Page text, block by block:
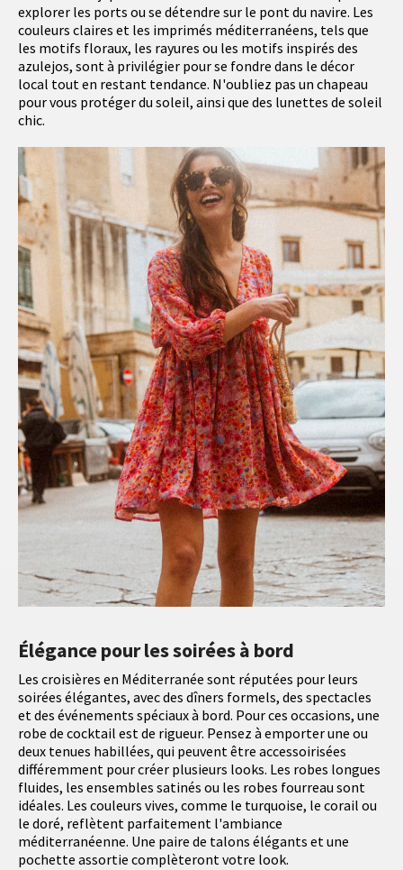
explorer les ports ou se détendre sur le pont du navire. Les
couleurs claires et les imprimés méditerranéens, tels que
les motifs floraux, les rayures ou les motifs inspirés des
azulejos, sont à privilégier pour se fondre dans le décor
local tout en restant tendance. N'oubliez pas un chapeau
pour vous protéger du soleil, ainsi que des lunettes de soleil
chic.
Élégance pour les soirées à bord
Les croisières en Méditerranée sont réputées pour leurs
soirées élégantes, avec des dîners formels, des spectacles
et des événements spéciaux à bord. Pour ces occasions, une
robe de cocktail est de rigueur. Pensez à emporter une ou
deux tenues habillées, qui peuvent être accessoirisées
différemment pour créer plusieurs looks. Les robes longues
fluides, les ensembles satinés ou les robes fourreau sont
idéales. Les couleurs vives, comme le turquoise, le corail ou
le doré, reflètent parfaitement l'ambiance
méditerranéenne. Une paire de talons élégants et une
pochette assortie complèteront votre look.